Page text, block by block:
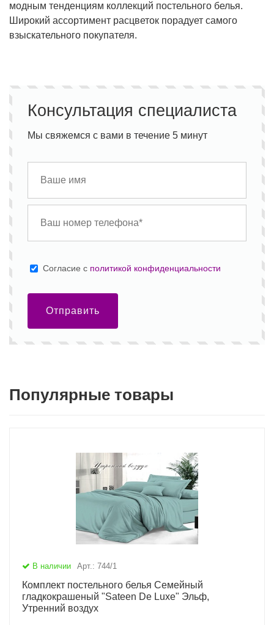
модным тенденциям коллекций постельного белья.
Широкий ассортимент расцветок порадует самого
взыскательного покупателя.
Консультация специалиста
Мы свяжемся с вами в течение 5 минут
Cогласие с политикой конфиденциальности
Отправить
Популярные товары
В наличии Арт.: 744/1
Комплект постельного белья Семейный
гладкокрашеный "Sateen De Luxe" Эльф,
Утренний воздух